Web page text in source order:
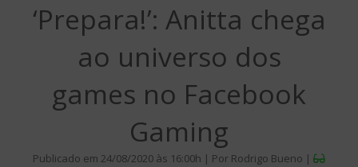
‘Prepara!’: Anitta chega
ao universo dos
games no Facebook
Gaming
Publicado em 24/08/2020 às 16:00h | Por Rodrigo Bueno |